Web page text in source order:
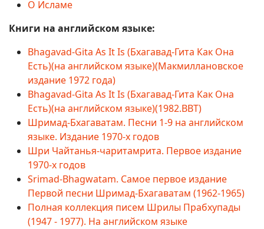
О Исламе
Книги на английском языке:
Bhagavad-Gita As It Is (Бхагавад-Гита Как Она
Есть)(на английском языке)(Макмиллановское
издание 1972 года)
Bhagavad-Gita As It Is (Бхагавад-Гита Как Она
Есть)(на английском языке)(1982.BBT)
Шримад-Бхагаватам. Песни 1-9 на английском
языке. Издание 1970-х годов
Шри Чайтанья-чаритамрита. Первое издание
1970-х годов
Srimad-Bhagwatam. Самое первое издание
Первой песни Шримад-Бхагаватам (1962-1965)
Полная коллекция писем Шрилы Прабхупады
(1947 - 1977). На английском языке